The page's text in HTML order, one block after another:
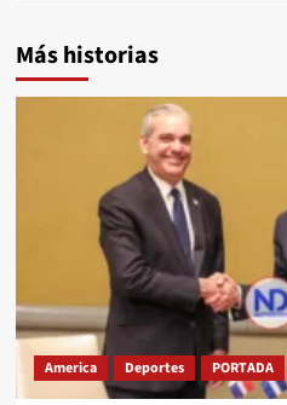
Más historias
America Deportes PORTADA